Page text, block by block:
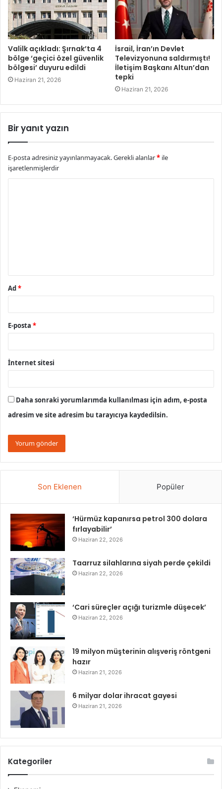
Valilk açıkladı: Şırnak’ta 4
bölge ‘geçici özel güvenlik
bölgesi’ duyuru edildi
Haziran 21, 2026
İsrail, İran’ın Devlet
Televizyonuna saldırmıştı!
İletişim Başkanı Altun’dan
tepki
Haziran 21, 2026
Bir yanıt yazın
E-posta adresiniz yayınlanmayacak.Gerekli alanlar* ile
işaretlenmişlerdir
Ad*
E-posta *
İnternet sitesi
Daha sonraki yorumlarımda kullanılması için adım, e-posta
adresim ve site adresim bu tarayıcıya kaydedilsin.
Son Eklenen Popüler
‘Hürmüz kapanırsa petrol 300 dolara
fırlayabilir’
Haziran 22, 2026
Taarruz silahlarına siyah perde çekildi
Haziran 22, 2026
‘Cari süreçler açığı turizmle düşecek’
Haziran 22, 2026
19 milyon müşterinin alışveriş röntgeni
hazır
Haziran 21, 2026
6 milyar dolar ihracat gayesi
Haziran 21, 2026
Kategoriler